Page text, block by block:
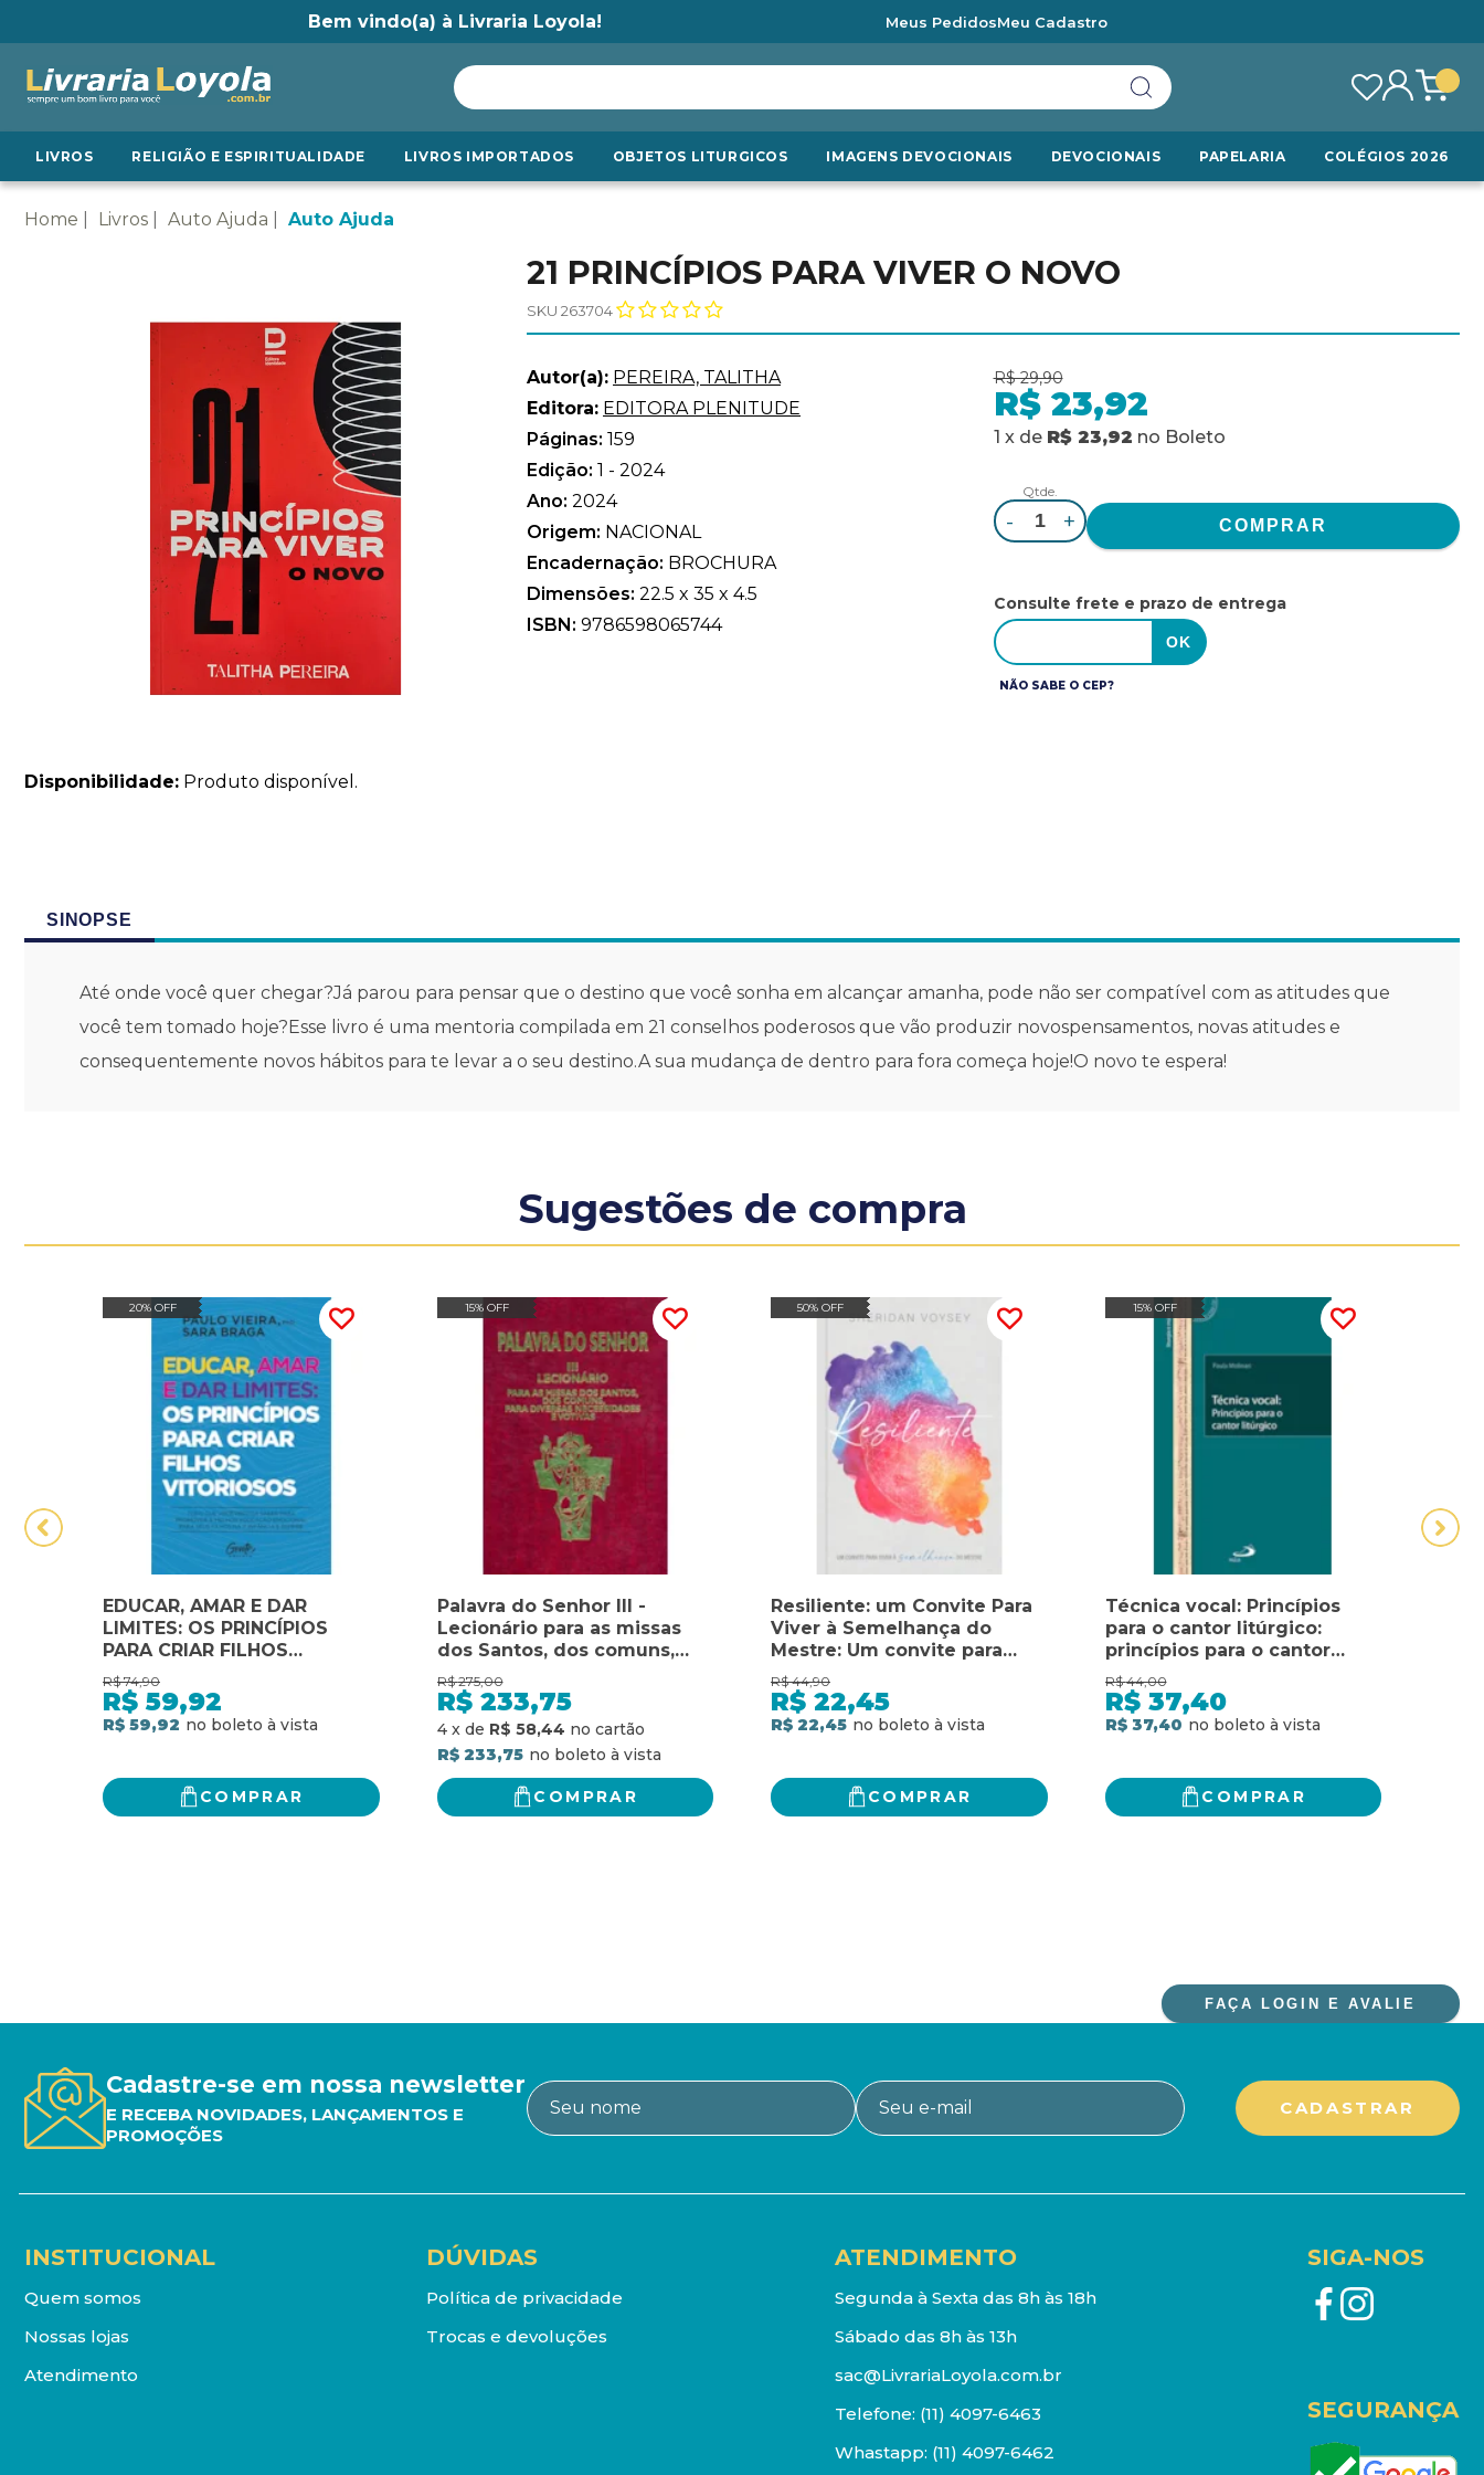
Bem vindo(a) à Livraria Loyola! Meus PedidosMeu Cadastro
LIVROS RELIGIÃO E ESPIRITUALIDADE LIVROS IMPORTADOS OBJETOS LITURGICOS IMAGENS DEVOCIONAIS DEVOCIONAIS PAPELARIA COLÉGIOS 2026
Home Livros Auto Ajuda Auto Ajuda
Disponibilidade: Produto disponível.
21 PRINCÍPIOS PARA VIVER O NOVO
SKU 263704
Autor(a): PEREIRA, TALITHA
Editora: EDITORA PLENITUDE
Páginas: 159
Edição: 1 - 2024
Ano: 2024
Origem: NACIONAL
Encadernação: BROCHURA
Dimensões: 22.5 x 35 x 4.5
ISBN: 9786598065744
R$ 29,90
R$ 23,92
1 x de R$ 23,92 no Boleto
Qtde.
- +
Consulte frete e prazo de entrega
NÃO SABE O CEP?
SINOPSE
Até onde você quer chegar?Já parou para pensar que o destino que você sonha em alcançar amanha, pode não ser compatível com as atitudes que
você tem tomado hoje?Esse livro é uma mentoria compilada em 21 conselhos poderosos que vão produzir novospensamentos, novas atitudes e
consequentemente novos hábitos para te levar a o seu destino.A sua mudança de dentro para fora começa hoje!O novo te espera!
Sugestões de compra
20% OFF
EDUCAR, AMAR E DAR
LIMITES: OS PRINCÍPIOS
PARA CRIAR FILHOS
VITORIOSOS: TUDO QUE
VOCÊ PRECISA SABER PARA
PROMOVER A MELHOR
EDUCAÇÃO EMOCIONAL
INFÂNCIA E SEMPRE.
R$ 74,90
R$ 59,92
R$ 59,92
COMPRAR
15% OFF
Palavra do Senhor III -
Lecionário para as missas
dos Santos, dos comuns,
para diversas necessidades
e votivas: lecionário para as
missas dos santos, dos
comuns, para diversas
necessidades e votivas
R$ 275,00
R$ 233,75
4 x de R$ 58,44
R$ 233,75
COMPRAR
50% OFF
Resiliente: um Convite Para
Viver à Semelhança do
Mestre: Um convite para
viver à semelhança do
mestre
R$ 44,90
R$ 22,45
R$ 22,45
COMPRAR
15% OFF
Técnica vocal: Princípios
para o cantor litúrgico:
princípios para o cantor
litúrgico
R$ 44,00
R$ 37,40
R$ 37,40
COMPRAR
FAÇA LOGIN E AVALIE
Cadastre-se em nossa newsletter
E RECEBA NOVIDADES, LANÇAMENTOS E
PROMOÇÕES
INSTITUCIONAL
Quem somos
Nossas lojas
Atendimento
DÚVIDAS
Política de privacidade
Trocas e devoluções
ATENDIMENTO
Segunda à Sexta das 8h às 18h
Sábado das 8h às 13h
sac@LivrariaLoyola.com.br
Telefone: (11) 4097-6463
Whastapp: (11) 4097-6462
SIGA-NOS
SEGURANÇA